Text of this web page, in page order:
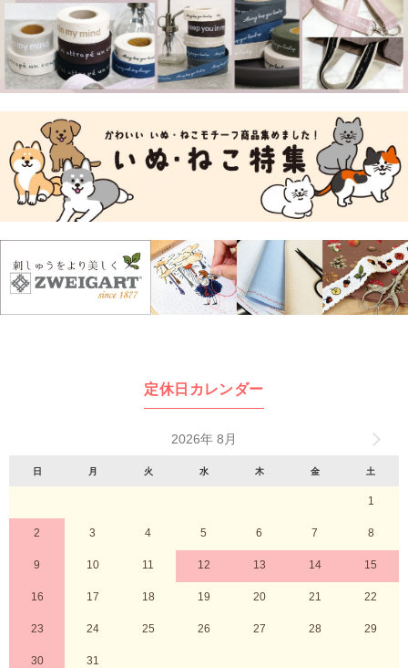
定休日カレンダー
2026年 8月
日 月 火 水 木 金 土
1
2 3 4 5 6 7 8
9 10 11 12 13 14 15
16 17 18 19 20 21 22
23 24 25 26 27 28 29
30 31